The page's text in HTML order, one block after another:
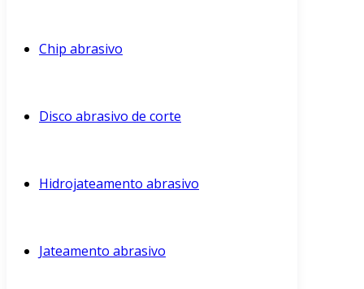
Chip abrasivo
Disco abrasivo de corte
Hidrojateamento abrasivo
Jateamento abrasivo